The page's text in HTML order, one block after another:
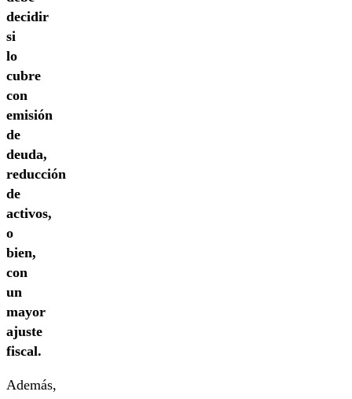
decidir
si
lo
cubre
con
emisión
de
deuda,
reducción
de
activos,
o
bien,
con
un
mayor
ajuste
fiscal.
Además,